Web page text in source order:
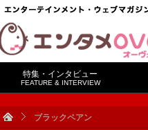
特集・インタビュー
FEATURE & INTERVIEW
ブラックペアン